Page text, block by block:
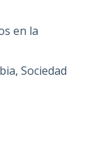
en la
Sociedad